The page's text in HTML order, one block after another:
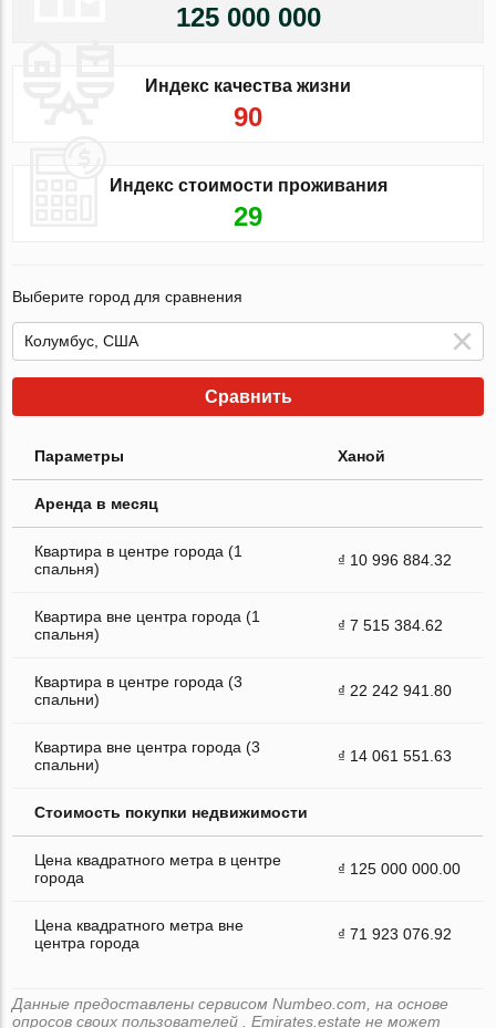
125 000 000
Индекс качества жизни
90
Индекс стоимости проживания
29
Выберите город для сравнения
Сравнить
Параметры Ханой
Аренда в месяц
Квартира в центре города (1
спальня)
₫ 10 996 884.32
Квартира вне центра города (1
спальня)
₫ 7 515 384.62
Квартира в центре города (3
спальни)
₫ 22 242 941.80
Квартира вне центра города (3
спальни)
₫ 14 061 551.63
Стоимость покупки недвижимости
Цена квадратного метра в центре
города
₫ 125 000 000.00
Цена квадратного метра вне
центра города
₫ 71 923 076.92
Данные предоставлены сервисом Numbeo.com, на основе
опросов своих пользователей . Emirates.estate не может